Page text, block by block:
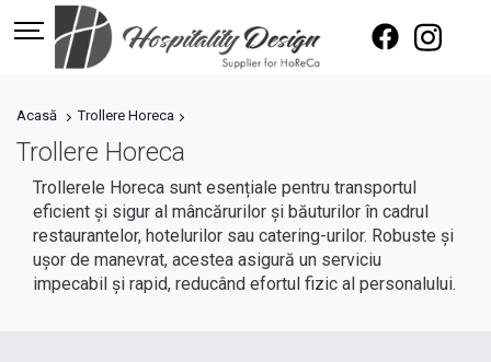
Acasă Trollere Horeca
Trollere Horeca
Trollerele Horeca sunt esențiale pentru transportul
eficient și sigur al mâncărurilor și băuturilor în cadrul
restaurantelor, hotelurilor sau catering-urilor. Robuste și
ușor de manevrat, acestea asigură un serviciu
impecabil și rapid, reducând efortul fizic al personalului.